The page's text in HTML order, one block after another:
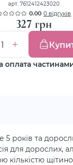
арт. 7612412423020
0.00 0 відгуків
327 грн
оплата
5 років та
для дорослих,
кількістю